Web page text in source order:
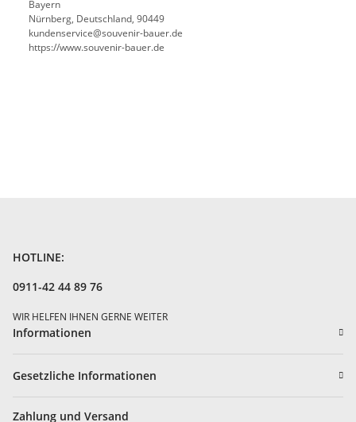
Bayern
Nürnberg, Deutschland, 90449
kundenservice@souvenir-bauer.de
https://www.souvenir-bauer.de
HOTLINE:
0911-42 44 89 76
WIR HELFEN IHNEN GERNE WEITER
Informationen
Gesetzliche Informationen
Zahlung und Versand